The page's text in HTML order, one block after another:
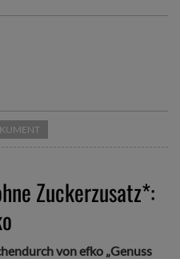
Zuckerzusatz*:
von efko „Genuss